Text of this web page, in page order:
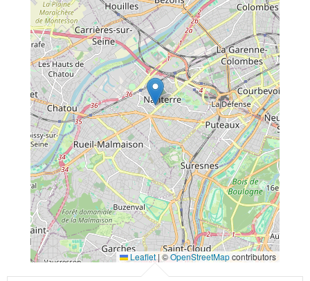
Leaflet|©OpenStreetMapcontributors